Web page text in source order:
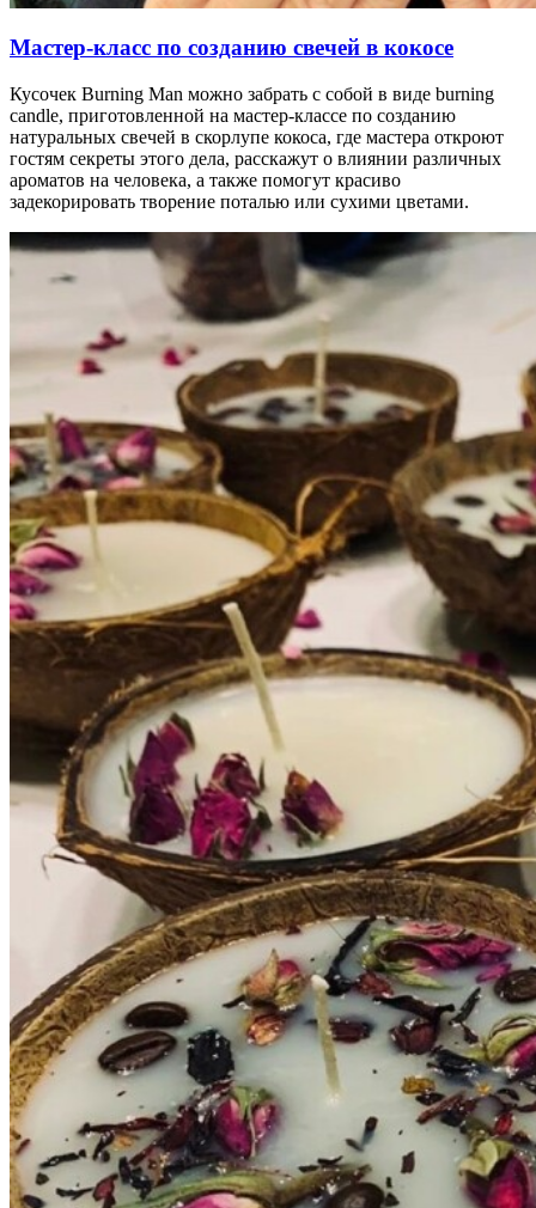
Мастер-класс по созданию свечей в кокосе
Кусочек Burning Man можно забрать с собой в виде burning
candle, приготовленной на мастер-классе по созданию
натуральных свечей в скорлупе кокоса, где мастера откроют
гостям секреты этого дела, расскажут о влиянии различных
ароматов на человека, а также помогут красиво
задекорировать творение поталью или сухими цветами.